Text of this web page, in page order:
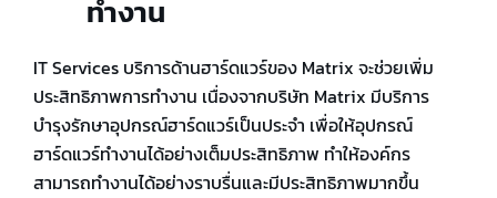
ทำงาน
IT Services บริการด้านฮาร์ดแวร์ของ Matrix จะช่วยเพิ่ม
ประสิทธิภาพการทำงาน เนื่องจากบริษัท Matrix มีบริการ
บำรุงรักษาอุปกรณ์ฮาร์ดแวร์เป็นประจำ เพื่อให้อุปกรณ์
ฮาร์ดแวร์ทำงานได้อย่างเต็มประสิทธิภาพ ทำให้องค์กร
สามารถทำงานได้อย่างราบรื่นและมีประสิทธิภาพมากขึ้น